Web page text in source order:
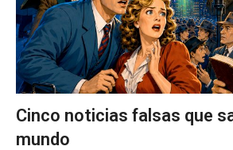
Cinco noticias falsas que
mundo